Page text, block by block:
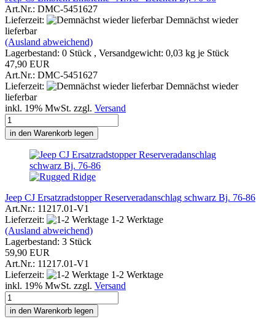
Art.Nr.: DMC-5451627
Lieferzeit:
Demnächst wieder
lieferbar
(Ausland abweichend)
Lagerbestand: 0 Stück , Versandgewicht: 0,03 kg je Stück
47,90 EUR
Art.Nr.: DMC-5451627
Lieferzeit:
Demnächst wieder
lieferbar
inkl. 19% MwSt. zzgl. Versand
in den Warenkorb legen
Jeep CJ Ersatzradstopper Reserveradanschlag schwarz Bj. 76-86
Art.Nr.: 11217.01-V1
Lieferzeit:
1-2 Werktage
(Ausland abweichend)
Lagerbestand: 3 Stück
59,90 EUR
Art.Nr.: 11217.01-V1
Lieferzeit:
1-2 Werktage
inkl. 19% MwSt. zzgl. Versand
in den Warenkorb legen